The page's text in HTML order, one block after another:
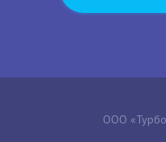
ООО